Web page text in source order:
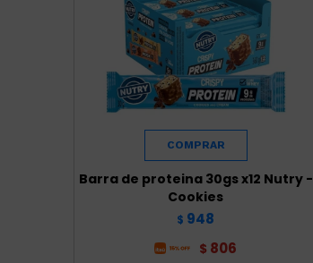
Barra de proteina 30gs x12 Nutry -
Cookies
$ 948
$ 806